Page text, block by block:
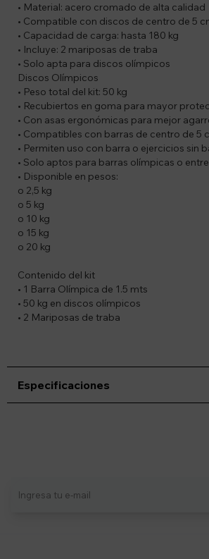
• Material: acero cromado de alta calidad
• Compatible con discos de centro de 5
• Capacidad de carga: hasta 180 kg
• Incluye: 2 mariposas de traba
• Solo apta para discos olímpicos
Discos Olímpicos
• Peso total del kit: 50 kg
• Recubiertos en goma para mayor
• Con asas ergonómicas para mejor
• Compatibles con barras de centro de 5
• Permiten uso con barra o ejercicios sin
• Solo aptos para barras olímpicas o
• Disponible en pesos:
o 2,5 kg
o 5 kg
o 10 kg
o 15 kg
o 20 kg
Contenido del kit
• 1 Barra Olímpica de 1.5 mts
• 50 kg en discos olímpicos
• 2 Mariposas de traba
Especificaciones